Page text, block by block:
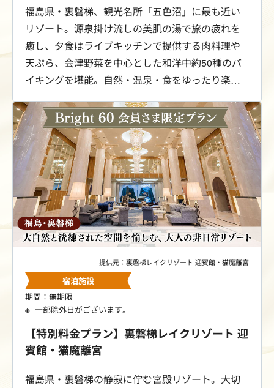
福島県・裏磐梯、観光名所「五色沼」に最も近い
リゾート。源泉掛け流しの美肌の湯で旅の疲れを
癒し、夕食はライブキッチンで提供する肉料理や
天ぷら、会津野菜を中心とした和洋中約50種のバ
イキングを堪能。自然・温泉・食をゆったり楽し
定で、最安12,160円からの特別料金にてご案内し
ます。
提供元：裏磐梯レイクリゾート 迎賓館・猫魔離宮
宿泊施設
期間：無期限
一部除外日がございます。
【特別料金プラン】裏磐梯レイクリゾート 迎
賓館・猫魔離宮
福島県・裏磐梯の静寂に佇む宮殿リゾート。大切